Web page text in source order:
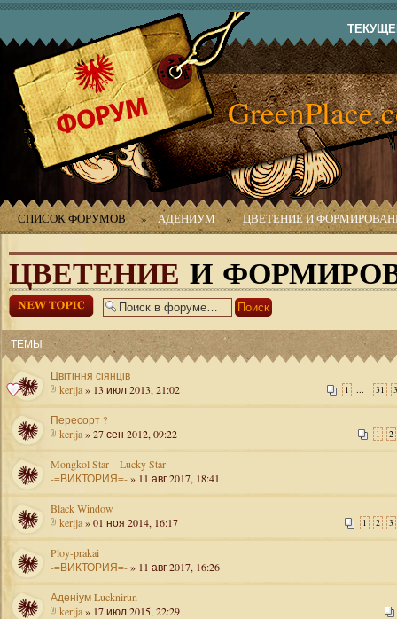
СПИСОК ФОРУМОВ » АДЕНИУМ » ЦВЕТЕНИЕ И
ЦВЕТЕНИЕ И
Начать новую
тему
ТЕМЫ
Цвітіння сіянців
1 ... 31
kerija» 13 июл 2013, 21:02
Пересорт ?
1 2
kerija» 27 сен 2012, 09:22
Mongkol Star – Lucky Star
-=ВИКТОРИЯ=-» 11 авг 2017, 18:41
Black Window
1 2 3
kerija» 01 ноя 2014, 16:17
Ploy-prakai
-=ВИКТОРИЯ=-» 11 авг 2017, 16:26
Аденіум Lucknirun
kerija» 17 июл 2015, 22:29